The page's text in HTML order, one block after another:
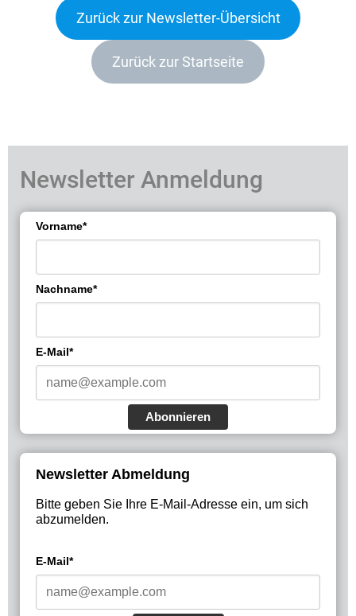
Zurück zur Newsletter-Übersicht
Zurück zur Startseite
Newsletter Anmeldung
Vorname*
Nachname*
E-Mail*
Abonnieren
Newsletter Abmeldung
Bitte geben Sie Ihre E-Mail-Adresse ein, um sich
abzumelden.
E-Mail*